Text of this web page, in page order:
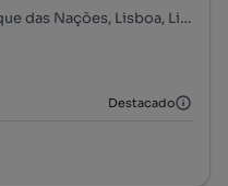
Gare do Oriente - Zona Sul, Parque das Nações, Lisboa, Lisboa
Destacado